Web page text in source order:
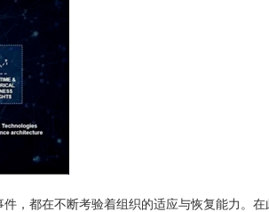
，都在不断考验着组织的适应与恢复能力。